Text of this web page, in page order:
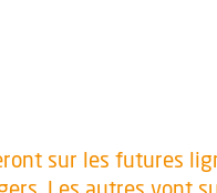
sur les futures